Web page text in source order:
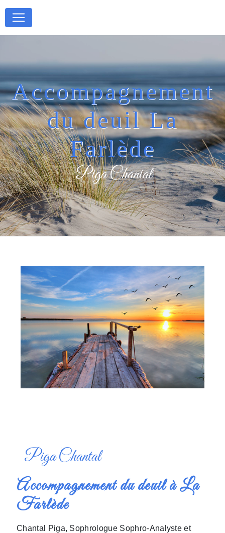
Accompagnement
du deuil La
Farlède
Piga Chantal
Piga Chantal
Accompagnement du deuil à La
Farlède
Chantal Piga, Sophrologue Sophro-Analyste et